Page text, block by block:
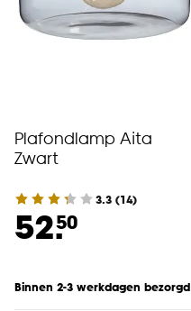
Plafondlamp Aita
Zwart
3.3 (14)
52.50
Binnen 2-3 werkdagen bezorgd